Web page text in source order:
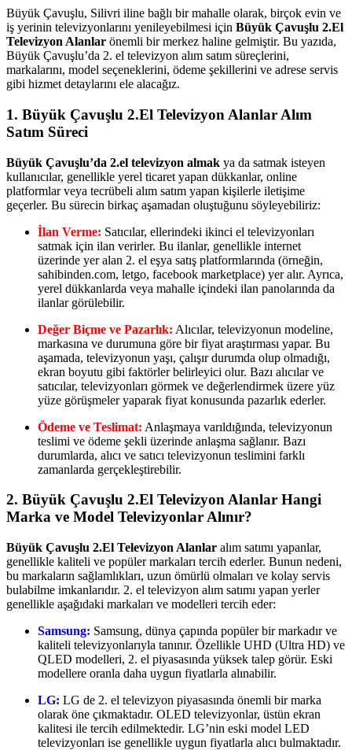
Büyük Çavuşlu, Silivri iline bağlı bir mahalle olarak, birçok evin ve
iş yerinin televizyonlarını yenileyebilmesi için Büyük Çavuşlu 2.El
Televizyon Alanlar önemli bir merkez haline gelmiştir. Bu yazıda,
Büyük Çavuşlu’da 2. el televizyon alım satım süreçlerini,
markalarını, model seçeneklerini, ödeme şekillerini ve adrese servis
gibi hizmet detaylarını ele alacağız.
1. Büyük Çavuşlu 2.El Televizyon Alanlar Alım
Satım Süreci
Büyük Çavuşlu’da 2.el televizyon almak ya da satmak isteyen
kullanıcılar, genellikle yerel ticaret yapan dükkanlar, online
platformlar veya tecrübeli alım satım yapan kişilerle iletişime
geçerler. Bu sürecin birkaç aşamadan oluştuğunu söyleyebiliriz:
İlan Verme: Satıcılar, ellerindeki ikinci el televizyonları
satmak için ilan verirler. Bu ilanlar, genellikle internet
üzerinde yer alan 2. el eşya satış platformlarında (örneğin,
sahibinden.com, letgo, facebook marketplace) yer alır. Ayrıca,
yerel dükkanlarda veya mahalle içindeki ilan panolarında da
ilanlar görülebilir.
Değer Biçme ve Pazarlık: Alıcılar, televizyonun modeline,
markasına ve durumuna göre bir fiyat araştırması yapar. Bu
aşamada, televizyonun yaşı, çalışır durumda olup olmadığı,
ekran boyutu gibi faktörler belirleyici olur. Bazı alıcılar ve
satıcılar, televizyonları görmek ve değerlendirmek üzere yüz
yüze görüşmeler yaparak fiyat konusunda pazarlık ederler.
Ödeme ve Teslimat: Anlaşmaya varıldığında, televizyonun
teslimi ve ödeme şekli üzerinde anlaşma sağlanır. Bazı
durumlarda, alıcı ve satıcı televizyonun teslimini farklı
zamanlarda gerçekleştirebilir.
2. Büyük Çavuşlu 2.El Televizyon Alanlar Hangi
Marka ve Model Televizyonlar Alınır?
Büyük Çavuşlu 2.El Televizyon Alanlar alım satımı yapanlar,
genellikle kaliteli ve popüler markaları tercih ederler. Bunun nedeni,
bu markaların sağlamlıkları, uzun ömürlü olmaları ve kolay servis
bulabilme imkanlarıdır. 2. el televizyon alım satımı yapan yerler
genellikle aşağıdaki markaları ve modelleri tercih eder:
Samsung: Samsung, dünya çapında popüler bir markadır ve
kaliteli televizyonlarıyla tanınır. Özellikle UHD (Ultra HD) ve
QLED modelleri, 2. el piyasasında yüksek talep görür. Eski
modellere oranla daha uygun fiyatlarla alınabilir.
LG: LG de 2. el televizyon piyasasında önemli bir marka
olarak öne çıkmaktadır. OLED televizyonlar, üstün ekran
kalitesi ile tercih edilmektedir. LG’nin eski model LED
televizyonları ise genellikle uygun fiyatlarla alıcı bulmaktadır.